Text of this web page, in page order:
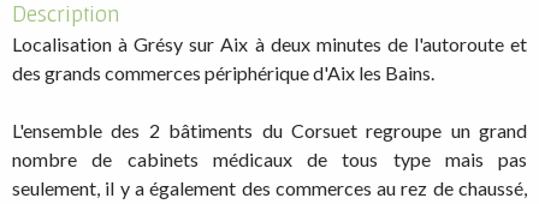
Description
Localisation à Grésy sur Aix à deux minutes de l'autoroute et
des grands commerces périphérique d'Aix les Bains.
L'ensemble des 2 bâtiments du Corsuet regroupe un grand
nombre de cabinets médicaux de tous type mais pas
seulement, il y a également des commerces au rez de chaussé,